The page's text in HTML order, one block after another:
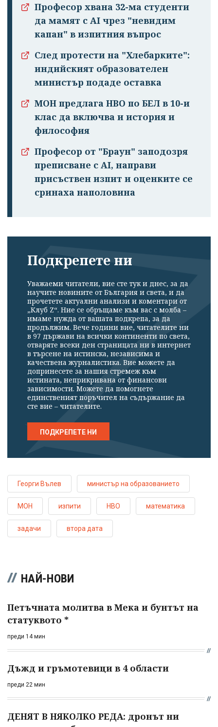
Професор хвана 32-ма студенти
да мамят с AI чрез "невидим
капан" в изпитния въпрос
След протести на "Хлебарките":
индийският образователен
министър подаде оставка
МОН предлага НВО по БЕЛ в 10-и
клас да включва и история и
философия
Професор от "Браун" заподозря
преписване с AI, направи
присъствен изпит и оценките се
сринаха наполовина
Подкрепете ни
Уважаеми читатели, вие сте тук и днес, за да
научите новините от България и света, и да
прочетете актуални анализи и коментари от
„Клуб Z“. Ние се обръщаме към вас с молба –
имаме нужда от вашата подкрепа, за да
продължим. Вече години вие, читателите ни
в 97 държави на всички континенти по света,
отваряте всеки ден страницата ни в интернет
в търсене на истинска, независима и
качествена журналистика. Вие можете да
допринесете за нашия стремеж към
истината, неприкривана от финансови
зависимости. Можете да помогнете
единственият поръчител на съдържание да
сте вие – читателите.
ПОДКРЕПЕТЕ НИ
Георги Вълев министър на образованието
МОН изпити НВО математика
задачи втора дата
НАЙ-НОВИ
Петъчната молитва в Мека и бунтът на
статуквото *
преди 14 мин
Дъжд и гръмотевици в 4 области
преди 22 мин
ДЕНЯТ В НЯКОЛКО РЕДА: дронът ни